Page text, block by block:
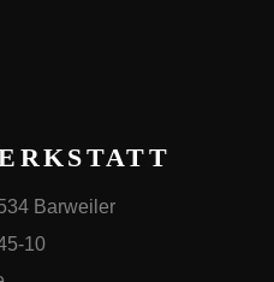
Barweiler
10